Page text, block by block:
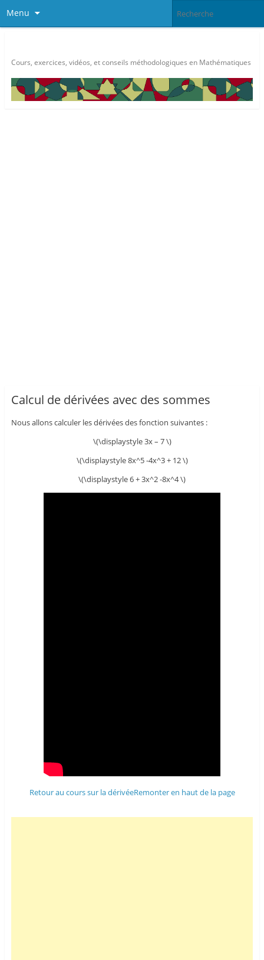
Menu
Cours, exercices, vidéos, et conseils méthodologiques en Mathématiques
Calcul de dérivées avec des sommes
Nous allons calculer les dérivées des fonction suivantes :
\(\displaystyle 3x – 7 \)
\(\displaystyle 8x^5 -4x^3 + 12 \)
\(\displaystyle 6 + 3x^2 -8x^4 \)
Retour au cours sur la dérivéeRemonter en haut de la page